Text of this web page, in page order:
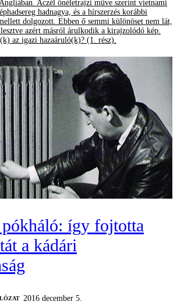
Aczél önéletrajzi műve szerint vietnami
hadnagya, és a hírszerzés korábbi
dolgozott. Ebben ő semmi különöset nem lát,
azért másról árulkodik a kirajzolódó kép.
az igazi hazaáruló(k)? (1. rész).
így fojtotta
a kádári
2016 december 5.